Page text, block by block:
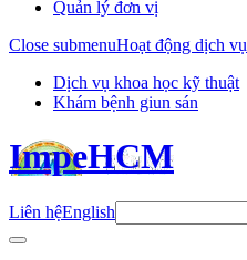
Quản lý đơn vị
Close submenuHoạt động dịch vụ
Dịch vụ khoa học kỹ thuật
Khám bệnh giun sán
ImpeHCM
Liên hệEnglish